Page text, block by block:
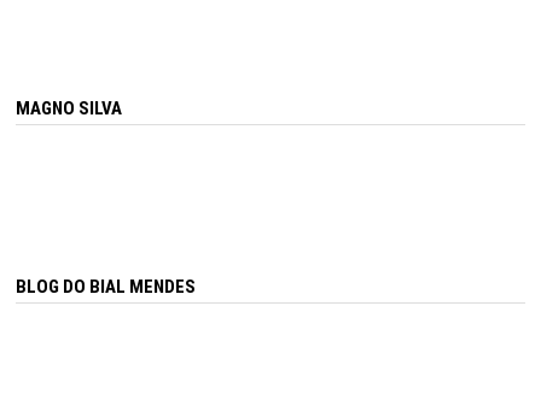
MAGNO SILVA
BLOG DO BIAL MENDES